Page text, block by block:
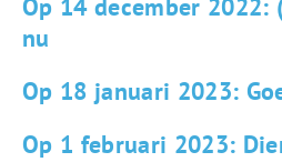
Op 14 december 2022:
nu
Op 18 januari 2023:
Op 1 februari 2023: